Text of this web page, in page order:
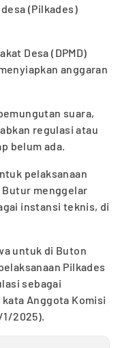
(Pilkades)
Desa (DPMD)
anggaran
suara,
regulasi atau
belum ada.
pelaksanaan
Butur menggelar
instansi teknis, di
untuk di Buton
Pilkades
sebagai
Anggota Komisi
1/2025).